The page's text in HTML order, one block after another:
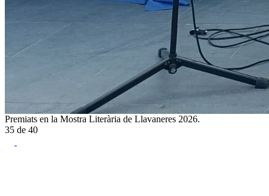
Premiats en la Mostra Literària de Llavaneres 2026.
35 de 40